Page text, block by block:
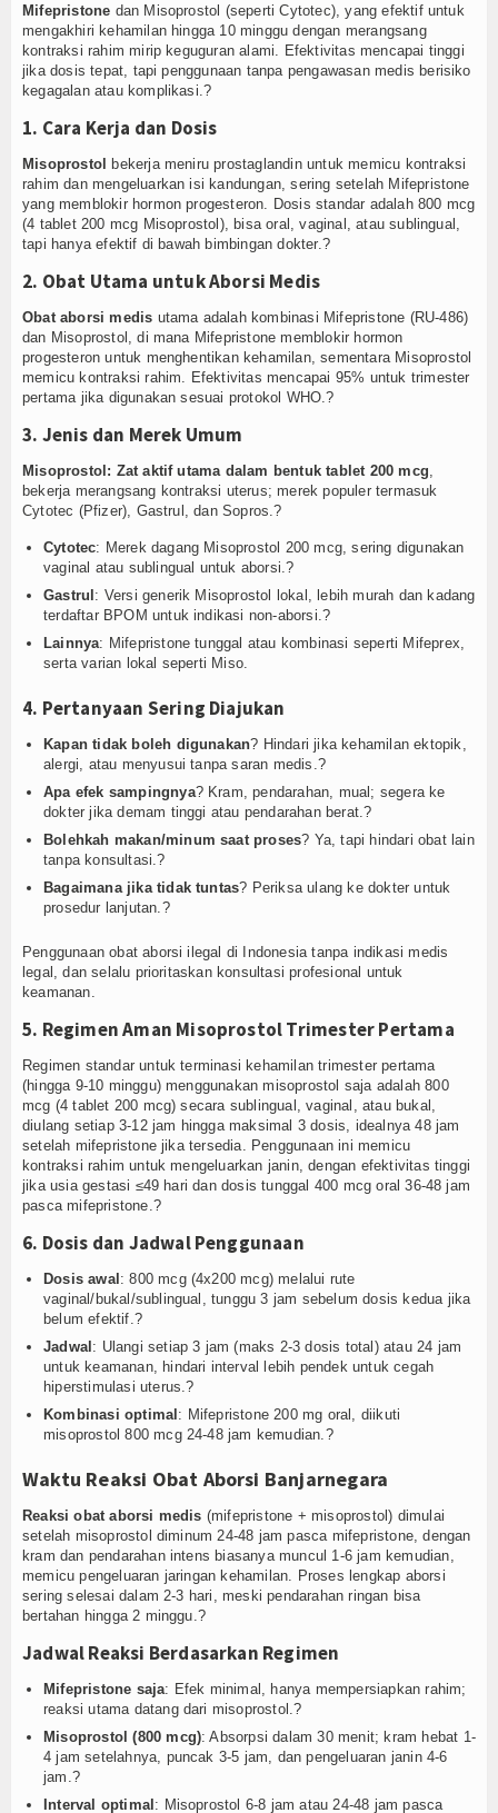
Mifepristone dan Misoprostol (seperti Cytotec), yang efektif untuk
mengakhiri kehamilan hingga 10 minggu dengan merangsang
kontraksi rahim mirip keguguran alami. Efektivitas mencapai tinggi
jika dosis tepat, tapi penggunaan tanpa pengawasan medis berisiko
kegagalan atau komplikasi.?
1. Cara Kerja dan Dosis
Misoprostol
bekerja meniru prostaglandin untuk memicu kontraksi
rahim dan mengeluarkan isi kandungan, sering setelah Mifepristone
yang memblokir hormon progesteron. Dosis standar adalah 800 mcg
(4 tablet 200 mcg Misoprostol), bisa oral, vaginal, atau sublingual,
tapi hanya efektif di bawah bimbingan dokter.?
2. Obat Utama untuk Aborsi Medis
Obat aborsi medis utama adalah kombinasi Mifepristone (RU-486)
dan Misoprostol, di mana Mifepristone memblokir hormon
progesteron untuk menghentikan kehamilan, sementara Misoprostol
memicu kontraksi rahim. Efektivitas mencapai 95% untuk trimester
pertama jika digunakan sesuai protokol WHO.?
3. Jenis dan Merek Umum
Misoprostol: Zat aktif utama dalam bentuk tablet 200 mcg
bekerja merangsang kontraksi uterus; merek populer termasuk
Cytotec (Pfizer), Gastrul, dan Sopros.?
Cytotec: Merek dagang Misoprostol 200 mcg, sering digunakan
vaginal atau sublingual untuk aborsi.?
Gastrul : Versi generik Misoprostol lokal, lebih murah dan kadang
terdaftar BPOM untuk indikasi non-aborsi.?
Lainnya: Mifepristone tunggal atau kombinasi seperti Mifeprex,
serta varian lokal seperti Miso.
4. Pertanyaan Sering Diajukan
Kapan tidak boleh digunakan? Hindari jika kehamilan ektopik,
alergi, atau menyusui tanpa saran medis.?
Apa efek sampingnya? Kram, pendarahan, mual; segera ke
dokter jika demam tinggi atau pendarahan berat.?
Bolehkah makan/minum saat proses? Ya, tapi hindari obat lain
tanpa konsultasi.?
Bagaimana jika tidak tuntas? Periksa ulang ke dokter untuk
prosedur lanjutan.?
Penggunaan obat aborsi ilegal di Indonesia tanpa indikasi medis
legal, dan selalu prioritaskan konsultasi profesional untuk
keamanan.
5. Regimen Aman Misoprostol Trimester Pertama
Regimen standar untuk terminasi kehamilan trimester pertama
(hingga 9-10 minggu) menggunakan misoprostol saja adalah 800
mcg (4 tablet 200 mcg) secara sublingual, vaginal, atau bukal,
diulang setiap 3-12 jam hingga maksimal 3 dosis, idealnya 48 jam
setelah mifepristone jika tersedia. Penggunaan ini memicu
kontraksi rahim untuk mengeluarkan janin, dengan efektivitas tinggi
jika usia gestasi ≤49 hari dan dosis tunggal 400 mcg oral 36-48 jam
pasca mifepristone.?
6. Dosis dan Jadwal Penggunaan
Dosis awal : 800 mcg (4x200 mcg) melalui rute
vaginal/bukal/sublingual, tunggu 3 jam sebelum dosis kedua jika
belum efektif.?
Jadwal : Ulangi setiap 3 jam (maks 2-3 dosis total) atau 24 jam
untuk keamanan, hindari interval lebih pendek untuk cegah
hiperstimulasi uterus.?
Kombinasi optimal : Mifepristone 200 mg oral, diikuti
misoprostol 800 mcg 24-48 jam kemudian.?
Waktu Reaksi Obat Aborsi Banjarnegara
Reaksi obat aborsi medis (mifepristone + misoprostol) dimulai
setelah misoprostol diminum 24-48 jam pasca mifepristone, dengan
kram dan pendarahan intens biasanya muncul 1-6 jam kemudian,
memicu pengeluaran jaringan kehamilan. Proses lengkap aborsi
sering selesai dalam 2-3 hari, meski pendarahan ringan bisa
bertahan hingga 2 minggu.?
Jadwal Reaksi Berdasarkan Regimen
Mifepristone saja: Efek minimal, hanya mempersiapkan rahim;
reaksi utama datang dari misoprostol.?
Misoprostol (800 mcg): Absorpsi dalam 30 menit; kram hebat 1-
4 jam setelahnya, puncak 3-5 jam, dan pengeluaran janin 4-6
jam.?
Interval optimal : Misoprostol 6-8 jam atau 24-48 jam pasca